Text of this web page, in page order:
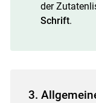
der
Schrift.
3.